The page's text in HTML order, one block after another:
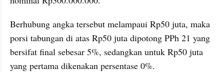
Berhubung angka tersebut melampaui Rp50 juta, maka
porsi tabungan di atas Rp50 juta dipotong PPh 21 yang
bersifat final sebesar 5%, sedangkan untuk Rp50 juta
yang pertama dikenakan persentase 0%.